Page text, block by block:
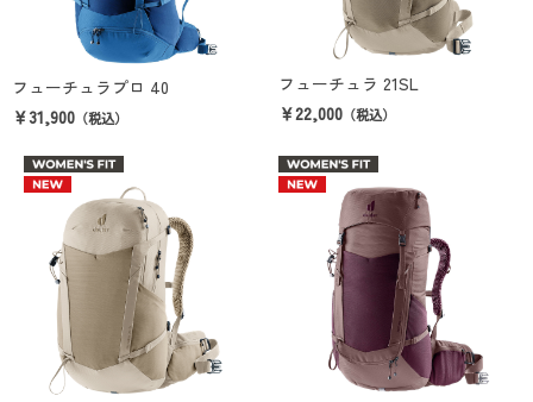
フューチュラプロ 40
￥31,900 （税込）
フューチュラ 21SL
￥22,000 （税込）